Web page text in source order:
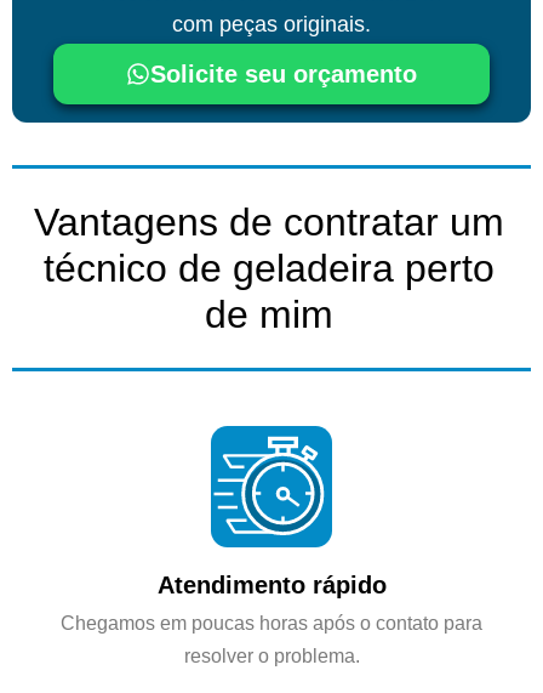
com peças originais.
Solicite seu orçamento
Vantagens de contratar um
técnico de geladeira perto
de mim
Atendimento rápido
Chegamos em poucas horas após o contato para
resolver o problema.